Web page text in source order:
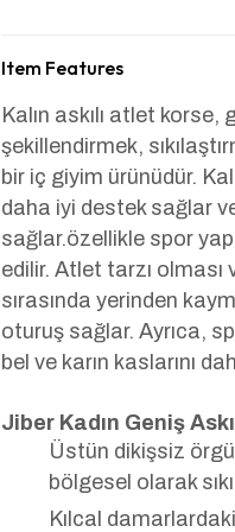
Item Features
Kalın askılı atlet
şekillendirmek,
bir iç giyim ürünüdür.
daha iyi destek sağlar
sağlar.özellikle spor
edilir. Atlet tarzı olması
sırasında yerinden
oturuş sağlar. Ayrıca,
bel ve karın kaslarını
Jiber Kadın Geniş
Üstün dikişsiz
bölgesel olarak
Kılcal